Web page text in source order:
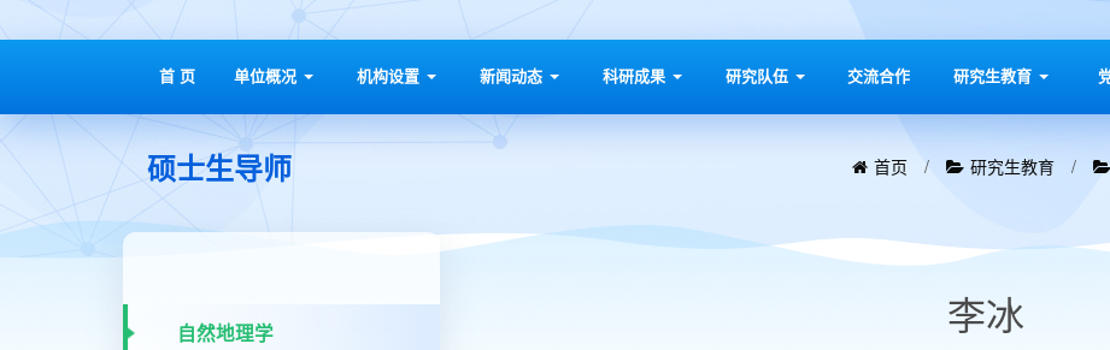
首 页 单位概况 机构设置 新闻动态 科研成果 研究队伍 交流合作 研究生教育
硕士生导师 首页 / 研究生教育 /
自然地理学
李冰